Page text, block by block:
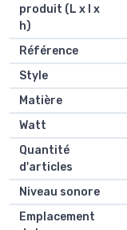
produit (L x l x
h)
Référence
Style
Matière
Watt
Quantité
d'articles
Niveau sonore
Emplacement